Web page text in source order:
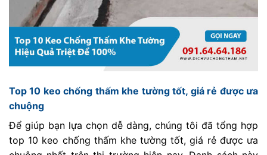
Top 10 keo chống thấm khe tường tốt, giá rẻ được ưa
chuộng
Để giúp bạn lựa chọn dễ dàng, chúng tôi đã tổng hợp
top 10 keo chống thấm khe tường tốt, giá rẻ được ưa